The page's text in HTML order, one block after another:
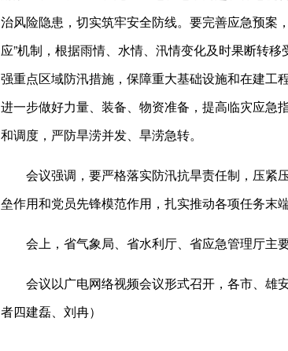
治风险隐患，切实筑牢安全防线。要完善应急预案
应”机制，根据雨情、水情、汛情变化及时果断转
强重点区域防汛措施，保障重大基础设施和在建工
进一步做好力量、装备、物资准备，提高临灾应急
和调度，严防旱涝并发、旱涝急转。
会议强调，要严格落实防汛抗旱责任制，压紧
垒作用和党员先锋模范作用，扎实推动各项任务末端
会上，省气象局、省水利厅、省应急管理厅主要
会议以广电网络视频会议形式召开，各市、雄
者四建磊、刘冉）